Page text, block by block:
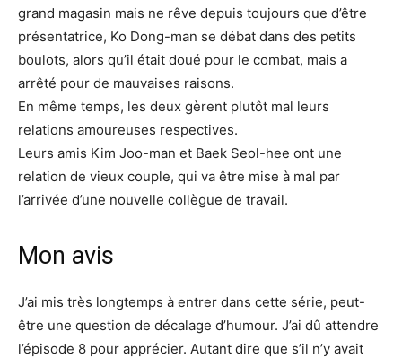
grand magasin mais ne rêve depuis toujours que d’être
présentatrice, Ko Dong-man se débat dans des petits
boulots, alors qu’il était doué pour le combat, mais a
arrêté pour de mauvaises raisons.
En même temps, les deux gèrent plutôt mal leurs
relations amoureuses respectives.
Leurs amis Kim Joo-man et Baek Seol-hee ont une
relation de vieux couple, qui va être mise à mal par
l’arrivée d’une nouvelle collègue de travail.
Mon avis
J’ai mis très longtemps à entrer dans cette série, peut-
être une question de décalage d’humour. J’ai dû attendre
l’épisode 8 pour apprécier. Autant dire que s’il n’y avait